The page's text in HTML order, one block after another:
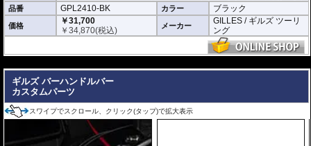
品番 GPL2410-BK カラー ブラック
価格
￥31,700
￥34,870(税込) メーカー
GILLES / ギルズ ツーリ
ング
ギルズ バーハンドルバー
カスタムパーツ
スワイプでスクロール、クリック(タップ)で拡大表示